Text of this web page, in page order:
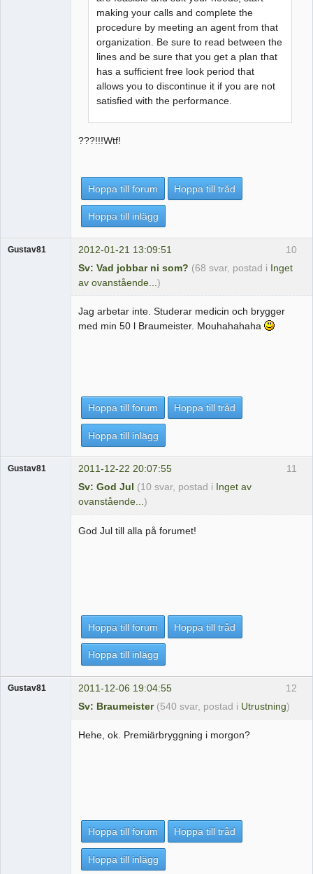
making your calls and complete the
procedure by meeting an agent from that
organization. Be sure to read between the
lines and be sure that you get a plan that
has a sufficient free look period that
allows you to discontinue it if you are not
satisfied with the performance.
???!!!Wtf!
Hoppa till forum Hoppa till tråd
Hoppa till inlägg
10
Gustav81
2012-01-21 13:09:51
Sv: Vad jobbar ni som? (68 svar, postad i Inget
av ovanstående... )
Jag arbetar inte. Studerar medicin och brygger
med min 50 l Braumeister. Mouhahahaha
Hoppa till forum Hoppa till tråd
Hoppa till inlägg
11
Gustav81
2011-12-22 20:07:55
Sv: God Jul (10 svar, postad i Inget av
ovanstående...)
God Jul till alla på forumet!
Hoppa till forum Hoppa till tråd
Hoppa till inlägg
12
Gustav81
2011-12-06 19:04:55
Sv: Braumeister (540 svar, postad i Utrustning)
Hehe, ok. Premiärbryggning i morgon?
Hoppa till forum Hoppa till tråd
Hoppa till inlägg